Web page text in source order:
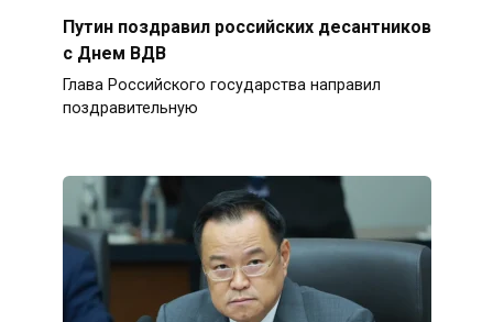
Путин поздравил российских десантников
с Днем ВДВ
Глава Российского государства направил
поздравительную